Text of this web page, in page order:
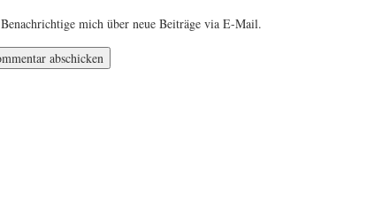
Benachrichtige mich über neue Beiträge via E-Mail.